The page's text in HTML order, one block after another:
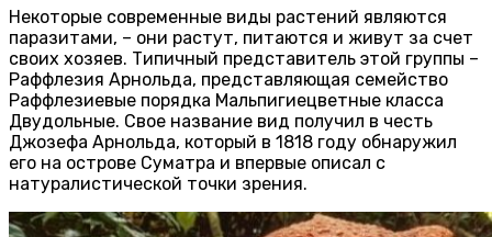
Некоторые современные виды растений являются
паразитами, – они растут, питаются и живут за счет
своих хозяев. Типичный представитель этой группы –
Раффлезия Арнольда, представляющая семейство
Раффлезиевые порядка Мальпигиецветные класса
Двудольные. Свое название вид получил в честь
Джозефа Арнольда, который в 1818 году обнаружил
его на острове Суматра и впервые описал с
натуралистической точки зрения.